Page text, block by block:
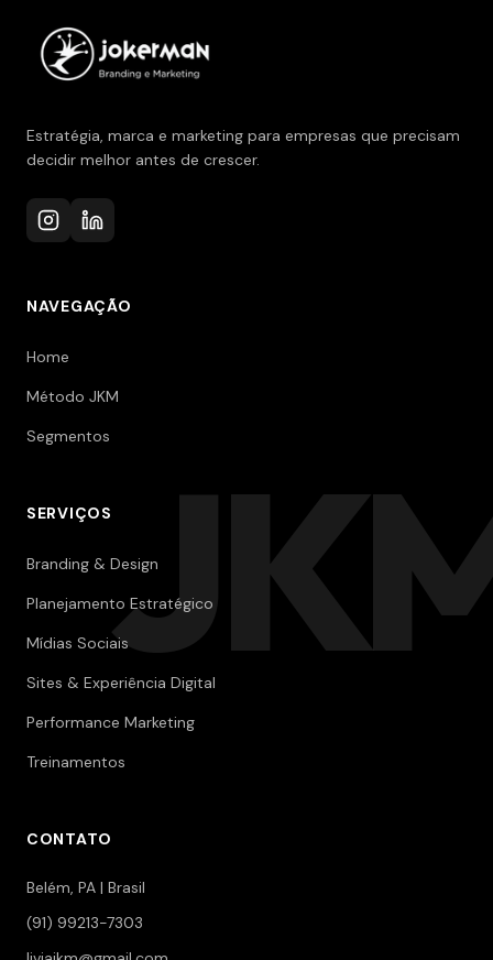
Estratégia, marca e marketing para empresas que precisam
decidir melhor antes de crescer.
NAVEGAÇÃO
Home
Método JKM
Segmentos
SERVIÇOS
Branding & Design
Planejamento Estratégico
Mídias Sociais
Sites & Experiência Digital
Performance Marketing
Treinamentos
CONTATO
Belém, PA | Brasil
(91) 99213-7303